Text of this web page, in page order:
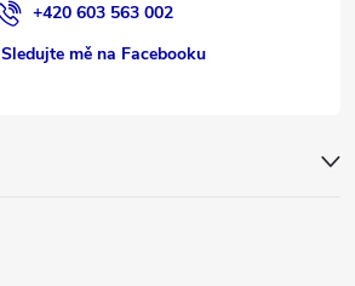
+420 603 563 002
Sledujte mě na Facebooku